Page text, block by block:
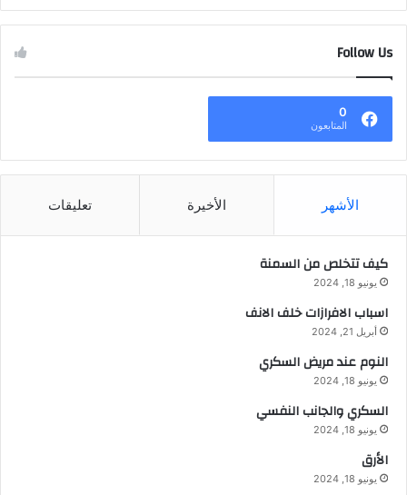
Follow Us
0
المتابعون
الأشهر الأخيرة تعليقات
كيف تتخلص من السمنة
يونيو 18, 2024
اسباب الافرازات خلف الانف
أبريل 21, 2024
النوم عند مريض السكري
يونيو 18, 2024
السكري والجانب النفسي
يونيو 18, 2024
الأرق
يونيو 18, 2024